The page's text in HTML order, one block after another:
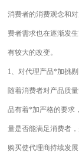
消费者的消费观念和
费者需求也在逐渐发
有较大的改变。
1、对代理产品*加挑剔
随着消费者对产品质
品有着*加严格的要求
量是否能满足消费者
购买使代理商持续发展